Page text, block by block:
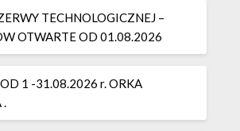
TECHNOLOGICZNEJ –
OTWARTE OD 01.08.2026
1 -31.08.2026 r. ORKA
.